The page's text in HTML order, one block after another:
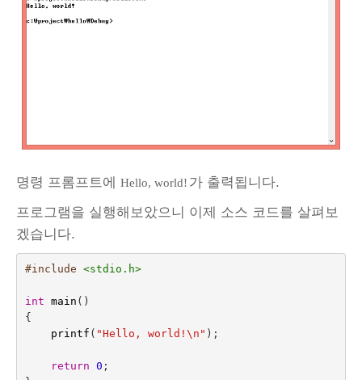
명령 프롬프트에 Hello, world! 가 출력됩니다.
프로그램을 실행해보았으니 이제 소스 코드를 살펴보
겠습니다.
#include <stdio.h>
int main ()
{
printf ( "Hello, world! \n " );
return 0 ;